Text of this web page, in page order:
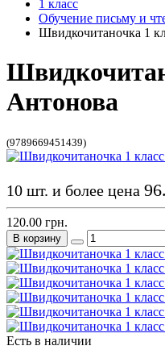
1 класс
Обучение письму и
Швидкочитаночка 1
Антонова
(9789669451439)
Есть в наличии
10 шт. и более цена
120.00 грн.
В корзину